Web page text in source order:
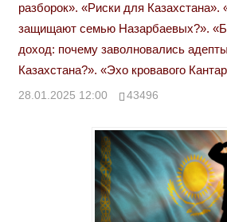
разборок». «Риски для Казахстана».
защищают семью Назарбаевых?».
доход: почему заволновались
Казахстана?». «Эхо кровавого
28.01.2025 12:00 43496